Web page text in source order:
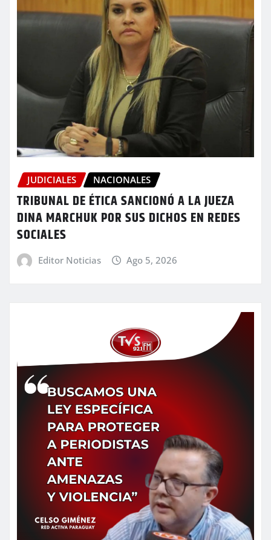
JUDICIALES NACIONALES
TRIBUNAL DE ÉTICA SANCIONÓ A LA JUEZA
DINA MARCHUK POR SUS DICHOS EN REDES
SOCIALES
Editor Noticias Ago 5, 2026